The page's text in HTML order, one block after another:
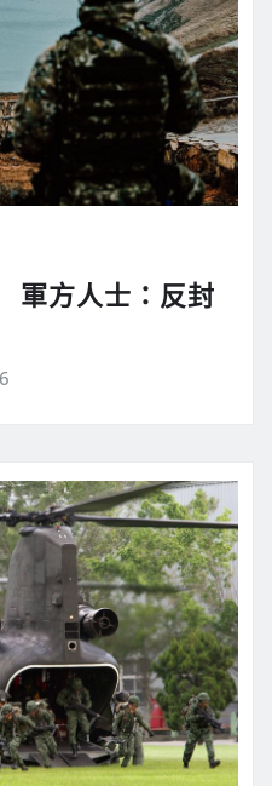
方人士：反封